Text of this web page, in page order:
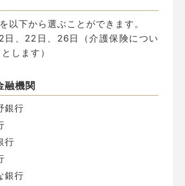
以下から選ぶことができます。
日、22日、26日（介護保険につい
します）
融機関
銀行
行
銀行